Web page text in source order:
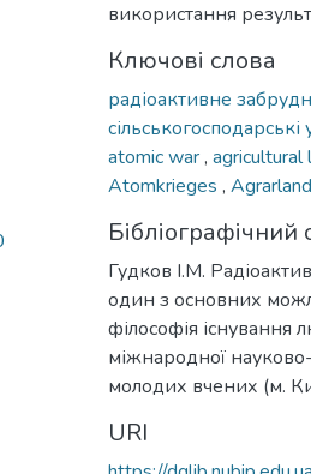
використання
Ключові слова
радіоактивне
сільськогосподарські
atomic war, agricultural
Atomkrieges , Agrarland
Бібліографічний
Гудков І.М.
один з основних
філософія існування
міжнародної науково-
молодих вчених (м.
URI